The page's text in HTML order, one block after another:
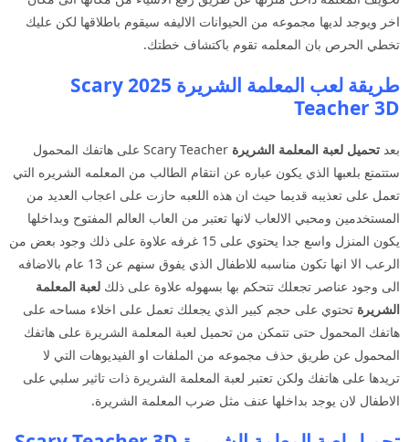
اخر ويوجد لديها مجموعه من الحيوانات الاليفه سيقوم باطلاقها لكن عليك
تخطي الحرص بان المعلمه تقوم باكتشاف خطتك.
طريقة لعب المعلمة الشريرة 2025 Scary
Teacher 3D
بعد تحميل لعبة المعلمة الشريرة
Scary Teacher على هاتفك المحمول
ستتمتع بلعبها الذي يكون عباره عن انتقام الطالب من المعلمه الشريره التي
تعمل على تعذيبه قديما حيث ان هذه اللعبه حازت على اعجاب العديد من
المستخدمين ومحبي الالعاب لانها تعتبر من العاب العالم المفتوح وبداخلها
يكون المنزل واسع جدا يحتوي على 15 غرفه علاوة على ذلك وجود بعض من
الرعب الا انها تكون مناسبه للاطفال الذي يفوق سنهم عن 13 عام بالاضافه
الى وجود عناصر تجعلك تتحكم بها بسهوله علاوة على ذلك لعبة المعلمة
الشريرة تحتوي على حجم كبير الذي يجعلك تعمل على اخلاء مساحه على
هاتفك المحمول حتى تتمكن من تحميل لعبة المعلمة الشريرة على هاتفك
المحمول عن طريق حذف مجموعه من الملفات او الفيديوهات التي لا
تريدها على هاتفك ولكن تعتبر لعبة المعلمة الشريرة ذات تاثير سلبي على
الاطفال لان يوجد بداخلها عنف مثل ضرب المعلمة الشريرة.